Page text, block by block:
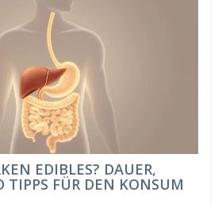
EDIBLES? DAUER,
TIPPS FÜR DEN KONSUM